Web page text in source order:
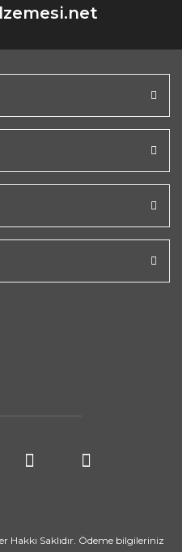
Saklıdır. Ödeme bilgileriniz